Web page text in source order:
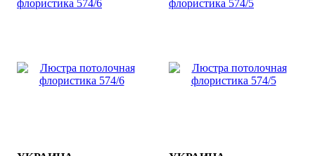
флористика 574/6
флористика 574/5